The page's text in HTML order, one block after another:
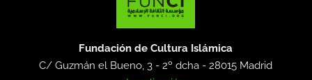
Fundación de Cultura Islámica
C/ Guzmán el Bueno, 3 - 2º dcha -28015 Madrid